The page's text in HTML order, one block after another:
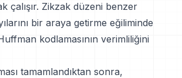
çalışır. Zikzak düzeni benzer
bir araya getirme eğiliminde
kodlamasının verimliliğini
tamamlandıktan sonra,